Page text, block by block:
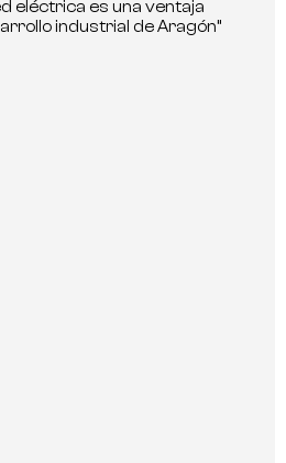
eléctrica es una ventaja
industrial de Aragón”